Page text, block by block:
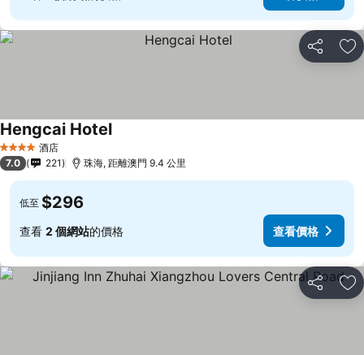
分享 放
4 星級 酒店
Hengcai Hotel查看價格
7.0 221 珠海, 距離澳門 9.4 公里
低至 $296
查看 2 個網站的價格 查看價格
分享 放